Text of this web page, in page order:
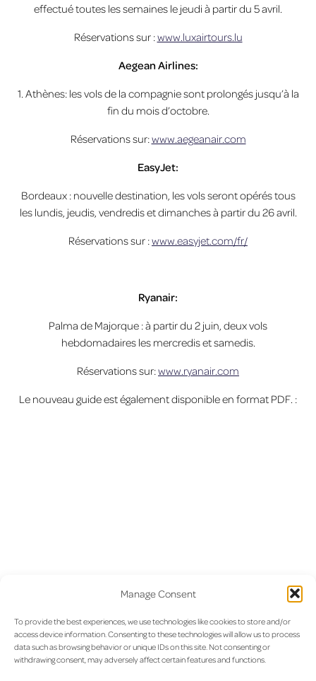
Manage Consent
To provide the best experiences, we use technologies like cookies to store and/or
access device information. Consenting to these technologies will allow us to process
data such as browsing behavior or unique IDs on this site. Not consenting or
withdrawing consent, may adversely affect certain features and functions.
effectué toutes les semaines le jeudi à partir du 5 avril.
Réservations sur :www.luxairtours.lu
Aegean Airlines:
1. Athènes: les vols de la compagnie sont prolongés jusqu’à la
fin du mois d’octobre.
Réservations sur:www.aegeanair.com
EasyJet:
Bordeaux : nouvelle destination, les vols seront opérés tous
les lundis, jeudis, vendredis et dimanches à partir du 26 avril.
Réservations sur :www.easyjet.com/fr/
Ryanair:
Palma de Majorque : à partir du 2 juin, deux vols
hebdomadaires les mercredis et samedis.
Réservations sur:www.ryanair.com
Le nouveau guide est également disponible en format PDF. :
Navigation
de
Précédent :Le Conseil
d’Administration de lux-
Airport nomme René
Suivant :Luxembourg –
Bordeaux nouvelle route avec